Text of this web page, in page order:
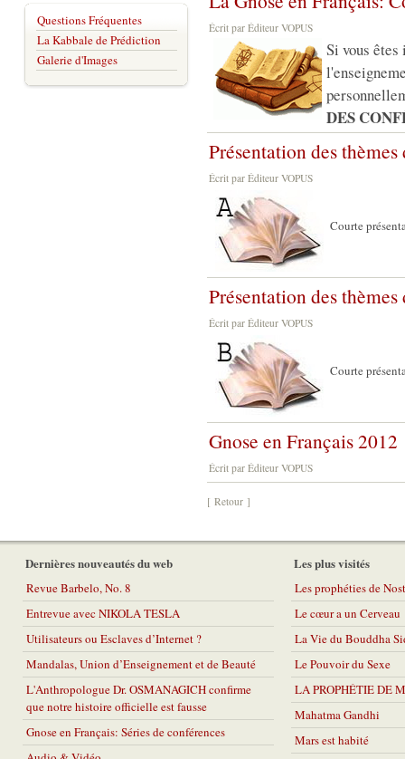
Écrit par Éditeur VOPUS
Si vous
DES
Présentation des thèmes
Écrit par Éditeur VOPUS
Courte
Présentation des thèmes
Écrit par Éditeur VOPUS
Courte
Gnose en Français 2012
Écrit par Éditeur VOPUS
[ Retour ]
Questions Fréquentes
La Kabbale de Prédiction
Galerie d'Images
Dernières nouveautés du web
Revue Barbelo, No. 8
Entrevue avec NIKOLA TESLA
Utilisateurs ou Esclaves d’Internet ?
Mandalas, Union d’Enseignement et de Beauté
L'Anthropologue Dr. OSMANAGICH confirme
que notre histoire officielle est fausse
Gnose en Français: Séries de conférences
Les plus visités
Les prophéties de
Le cœur a un Cerveau
La Vie du Bouddha
Le Pouvoir du Sexe
LA PROPHÉTIE DE
Mahatma Gandhi
Mars est habité